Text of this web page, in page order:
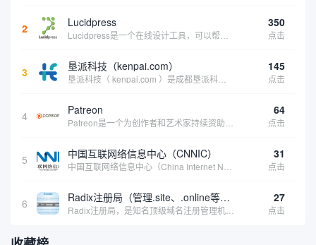
2 Lucidpress 350
点击
3 垦派科技（kenpai.com） 145
点击
4 Patreon 64
点击
5 中国互联网络信息中心（CNNIC） 31
点击
6 Radix注册局（管理.site、.online等顶级域名） 27
点击